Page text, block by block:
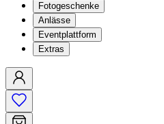
Fotogeschenke
Anlässe
Eventplattform
Extras